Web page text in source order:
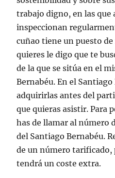
trabajo digno, en las que
inspeccionan
cuñao tiene un puesto
quieres le digo que te
de la que se sitúa en el
Bernabéu. En el
adquirirlas antes del
que quieras asistir. Para
has de llamar al número
del Santiago Bernabéu.
de un número tarificado,
tendrá un coste extra.